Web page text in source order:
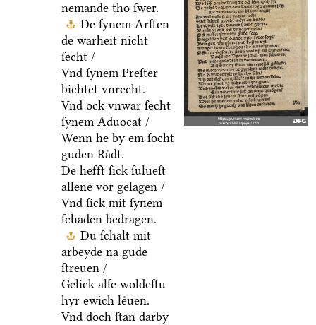
nemande tho ſwer.
De ſynem Arſten
de warheit nicht
ſecht /
Vnd ſynem Preſter
bichtet vnrecht.
Vnd ock vnwar ſecht
ſynem Aduocat /
Wenn he by em ſocht
guden Raͤdt.
De hefft ſick ſulueſt
allene vor gelagen /
Vnd ſick mit ſynem
ſchaden bedragen.
Du ſchalt mit
arbeyde na gude
ſtreuen /
Gelick alſe woldeſtu
hyr ewich leͤuen.
Vnd doch ſtan darby